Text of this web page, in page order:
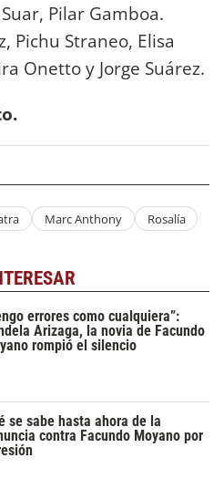
Pilar Gamboa.
Pichu Straneo, Elisa
Onetto y Jorge Suárez.
Marc Anthony Rosalía
errores como cualquiera”:
Arizaga, la novia de Facundo
rompió el silencio
se sabe hasta ahora de la
contra Facundo Moyano por